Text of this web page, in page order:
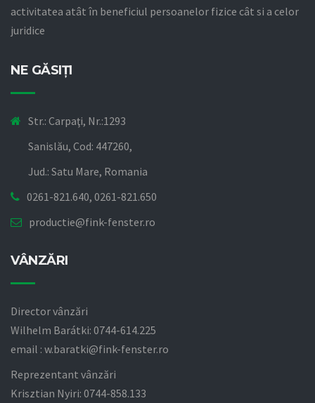
activitatea atât în beneficiul persoanelor fizice cât si a celor
juridice
NE GĂSIŢI
Str.: Carpaţi, Nr.:1293
Sanislău, Cod: 447260,
Jud.: Satu Mare, Romania
0261-821.640, 0261-821.650
productie@fink-fenster.ro
VÂNZĂRI
Director vânzări
Wilhelm Barátki: 0744-614.225
email : w.baratki@fink-fenster.ro
Reprezentant vânzări
Krisztian Nyiri: 0744-858.133